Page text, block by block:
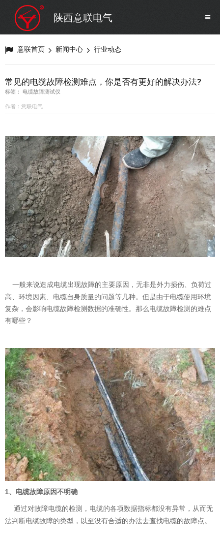
蓄电池测试仪器/直流系统
自动化
修试辅助设备
意联新品推荐
陕西意联电气
意联首页 新闻中心 行业动态
常见的电缆故障检测难点，你是否有更好的解决办法?
标签： 电缆故障测试仪
作者：意联电气
一般来说造成电缆出现故障的主要原因，无非是外力损伤、负荷过
高、环境因素、电缆自身质量的问题等几种。但是由于电缆使用环境
复杂，会影响电缆故障检测数据的准确性。那么电缆故障检测的难点
有哪些？
1、电缆故障原因不明确
通过对故障电缆的检测，电缆的各项数据指标都没有异常，从而无
法判断电缆故障的类型，以至没有合适的办法去查找电缆的故障点。